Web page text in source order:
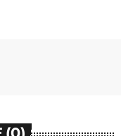
(0)